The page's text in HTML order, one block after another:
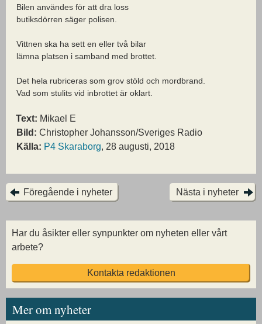
Bilen användes för att dra loss
butiksdörren säger polisen.
Vittnen ska ha sett en eller två bilar
lämna platsen i samband med brottet.
Det hela rubriceras som grov stöld och mordbrand.
Vad som stulits vid inbrottet är oklart.
Text: Mikael E
Bild: Christopher Johansson/Sveriges Radio
Källa: P4 Skaraborg, 28 augusti, 2018
Föregående i nyheter Nästa i nyheter
Har du åsikter eller synpunkter om nyheten eller vårt
arbete?
Kontakta redaktionen
Mer om nyheter